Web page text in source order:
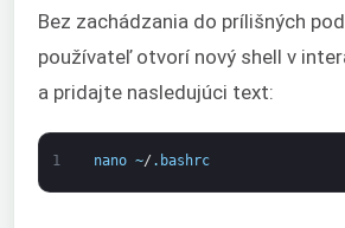
Bez zachádzania do prílišných
používateľ otvorí nový shell v
a pridajte nasledujúci text:
1 nano ~/ . bashrc